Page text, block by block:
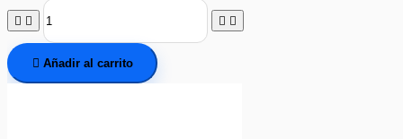
   
 Añadir al carrito